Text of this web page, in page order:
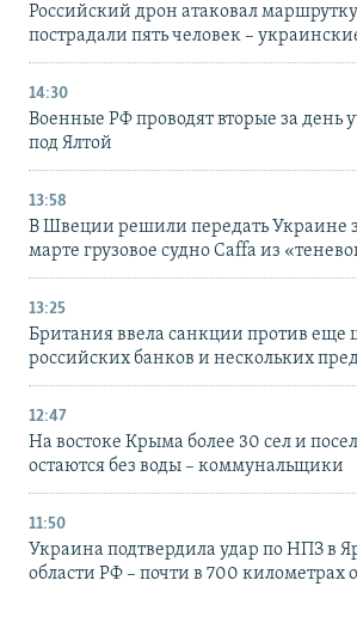
Российский дрон атаковал
пострадали пять человек –
14:30
Военные РФ проводят вторые за день
под Ялтой
13:58
В Швеции решили передать Украине
марте грузовое судно Caffa из
13:25
Британия ввела санкции против еще
российских банков и нескольких
12:47
На востоке Крыма более 30 сел и
остаются без воды – коммунальщики
11:50
Украина подтвердила удар по НПЗ в
области РФ – почти в 700 километрах